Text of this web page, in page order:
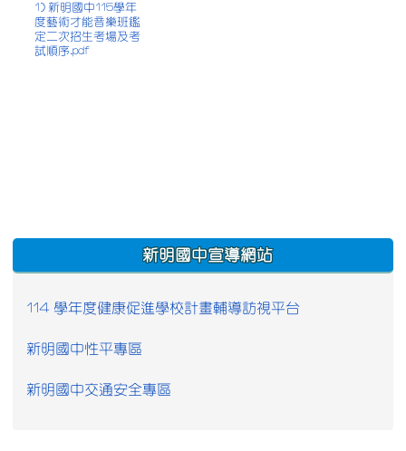
1) 新明國中115學年
度藝術才能音樂班鑑
定二次招生考場及考
試順序.pdf
:::
新明國中宣導網站
114 學年度健康促進學校計畫輔導訪視平台
新明國中性平專區
新明國中交通安全專區